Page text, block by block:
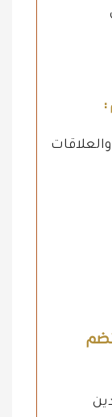
: